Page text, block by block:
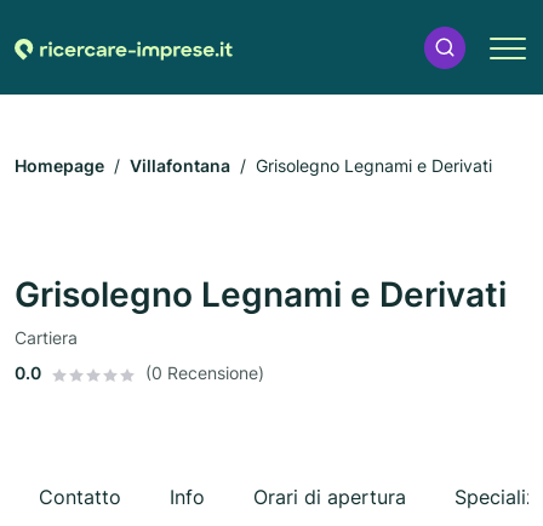
Homepage Villafontana Grisolegno Legnami e Derivati
Grisolegno Legnami e Derivati
Cartiera
0.0
(0 Recensione)
Contatto Info Orari di apertura